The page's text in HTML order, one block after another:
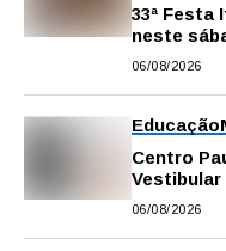
33ª Festa
neste
06/08/2026
Educação
Centro
Vestibular
semestre
06/08/2026